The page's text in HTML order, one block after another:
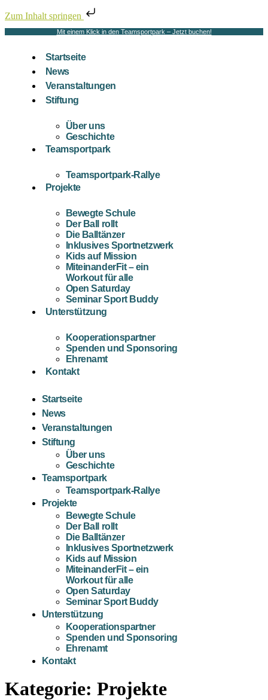
Zum Inhalt springen
Mit einem Klick in den Teamsportpark – Jetzt buchen!
Startseite
News
Veranstaltungen
Stiftung
Über uns
Geschichte
Teamsportpark
Teamsportpark-Rallye
Projekte
Bewegte Schule
Der Ball rollt
Die Balltänzer
Inklusives Sportnetzwerk
Kids auf Mission
MiteinanderFit – ein
Workout für alle
Open Saturday
Seminar Sport Buddy
Unterstützung
Kooperationspartner
Spenden und Sponsoring
Ehrenamt
Kontakt
Startseite
News
Veranstaltungen
Stiftung
Über uns
Geschichte
Teamsportpark
Teamsportpark-Rallye
Projekte
Bewegte Schule
Der Ball rollt
Die Balltänzer
Inklusives Sportnetzwerk
Kids auf Mission
MiteinanderFit – ein
Workout für alle
Open Saturday
Seminar Sport Buddy
Unterstützung
Kooperationspartner
Spenden und Sponsoring
Ehrenamt
Kontakt
Kategorie: Projekte